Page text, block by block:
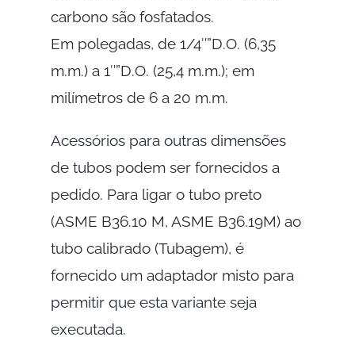
carbono são fosfatados.
Em polegadas, de 1/4″”D.O. (6,35
m.m.) a 1″”D.O. (25,4 m.m.); em
milímetros de 6 a 20 m.m.
Acessórios para outras dimensões
de tubos podem ser fornecidos a
pedido. Para ligar o tubo preto
(ASME B36.10 M, ASME B36.19M) ao
tubo calibrado (Tubagem), é
fornecido um adaptador misto para
permitir que esta variante seja
executada.